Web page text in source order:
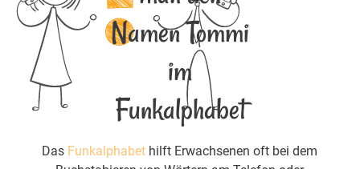
Namen Tommi
im
Funkalphabet
Das Funkalphabet hilft Erwachsenen oft bei dem